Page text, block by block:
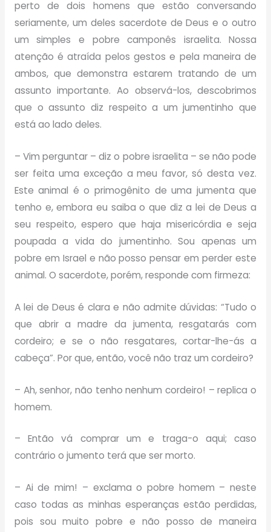
perto de dois homens que estão conversando
seriamente, um deles sacerdote de Deus e o outro
um simples e pobre camponês israelita. Nossa
atenção é atraída pelos gestos e pela maneira de
ambos, que demonstra estarem tratando de um
assunto importante. Ao observá-los, descobrimos
que o assunto diz respeito a um jumentinho que
está ao lado deles.
– Vim perguntar – diz o pobre israelita – se não pode
ser feita uma exceção a meu favor, só desta vez.
Este animal é o primogênito de uma jumenta que
tenho e, embora eu saiba o que diz a lei de Deus a
seu respeito, espero que haja misericórdia e seja
poupada a vida do jumentinho. Sou apenas um
pobre em Israel e não posso pensar em perder este
animal. O sacerdote, porém, responde com firmeza:
A lei de Deus é clara e não admite dúvidas: “Tudo o
que abrir a madre da jumenta, resgatarás com
cordeiro; e se o não resgatares, cortar-lhe-ás a
cabeça”. Por que, então, você não traz um cordeiro?
– Ah, senhor, não tenho nenhum cordeiro! – replica o
homem.
– Então vá comprar um e traga-o aqui; caso
contrário o jumento terá que ser morto.
– Ai de mim! – exclama o pobre homem – neste
caso todas as minhas esperanças estão perdidas,
pois sou muito pobre e não posso de maneira